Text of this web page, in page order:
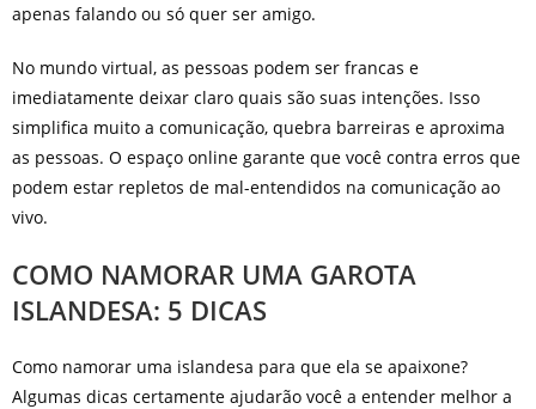
apenas falando ou só quer ser amigo.
No mundo virtual, as pessoas podem ser francas e
imediatamente deixar claro quais são suas intenções. Isso
simplifica muito a comunicação, quebra barreiras e aproxima
as pessoas. O espaço online garante que você contra erros que
podem estar repletos de mal-entendidos na comunicação ao
vivo.
COMO NAMORAR UMA GAROTA
ISLANDESA: 5 DICAS
Como namorar uma islandesa para que ela se apaixone?
Algumas dicas certamente ajudarão você a entender melhor a